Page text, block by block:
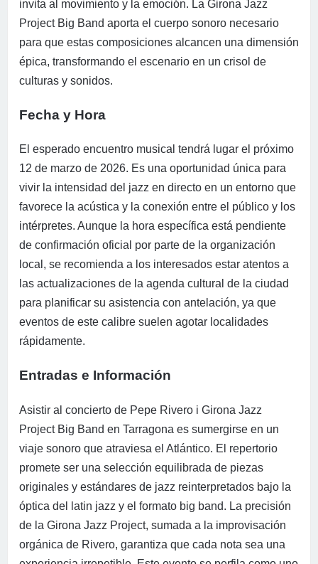
invita al movimiento y la emoción. La Girona Jazz
Project Big Band aporta el cuerpo sonoro necesario
para que estas composiciones alcancen una dimensión
épica, transformando el escenario en un crisol de
culturas y sonidos.
Fecha y Hora
El esperado encuentro musical tendrá lugar el próximo
12 de marzo de 2026. Es una oportunidad única para
vivir la intensidad del jazz en directo en un entorno que
favorece la acústica y la conexión entre el público y los
intérpretes. Aunque la hora específica está pendiente
de confirmación oficial por parte de la organización
local, se recomienda a los interesados estar atentos a
las actualizaciones de la agenda cultural de la ciudad
para planificar su asistencia con antelación, ya que
eventos de este calibre suelen agotar localidades
rápidamente.
Entradas e Información
Asistir al concierto de Pepe Rivero i Girona Jazz
Project Big Band en Tarragona es sumergirse en un
viaje sonoro que atraviesa el Atlántico. El repertorio
promete ser una selección equilibrada de piezas
originales y estándares de jazz reinterpretados bajo la
óptica del latin jazz y el formato big band. La precisión
de la Girona Jazz Project, sumada a la improvisación
orgánica de Rivero, garantiza que cada nota sea una